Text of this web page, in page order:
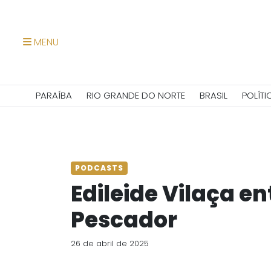
MENU
PARAÍBA RIO GRANDE DO NORTE BRASIL
PODCASTS
Edileide Vilaça
Pescador
26 de abril de 2025